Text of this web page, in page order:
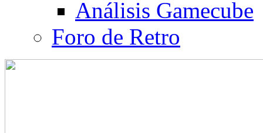
Análisis Gamecube
Foro de Retro